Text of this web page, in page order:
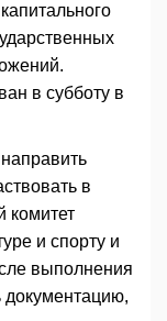
в субботу в
в
комитет
и спорту и
выполнения
документацию,